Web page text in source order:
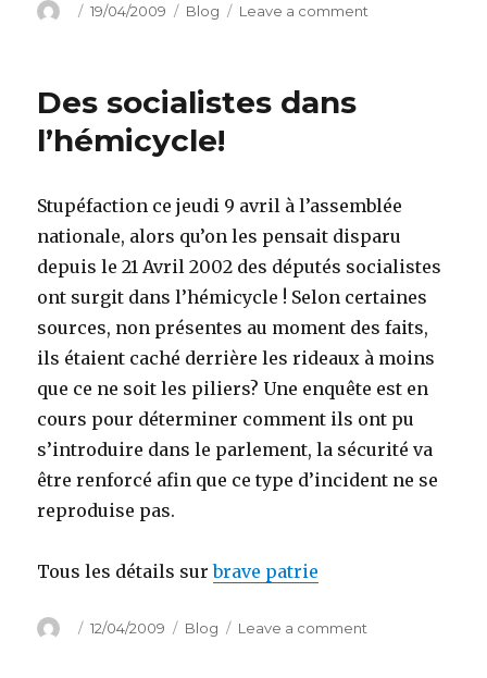
Author
Posted
19/04/2009 Categories
Blog Leave a comment
Des socialistes dans
l’hémicycle!
Stupéfaction ce jeudi 9 avril à l’assemblée
nationale, alors qu’on les pensait disparu
depuis le 21 Avril 2002 des députés socialistes
ont surgit dans l’hémicycle ! Selon certaines
sources, non présentes au moment des faits,
ils étaient caché derrière les rideaux à moins
que ce ne soit les piliers? Une enquête est en
cours pour déterminer comment ils ont pu
s’introduire dans le parlement, la sécurité va
être renforcé afin que ce type d’incident ne se
reproduise pas.
Tous les détails surbrave patrie
Author
Posted
12/04/2009 Categories
Blog Leave a comment